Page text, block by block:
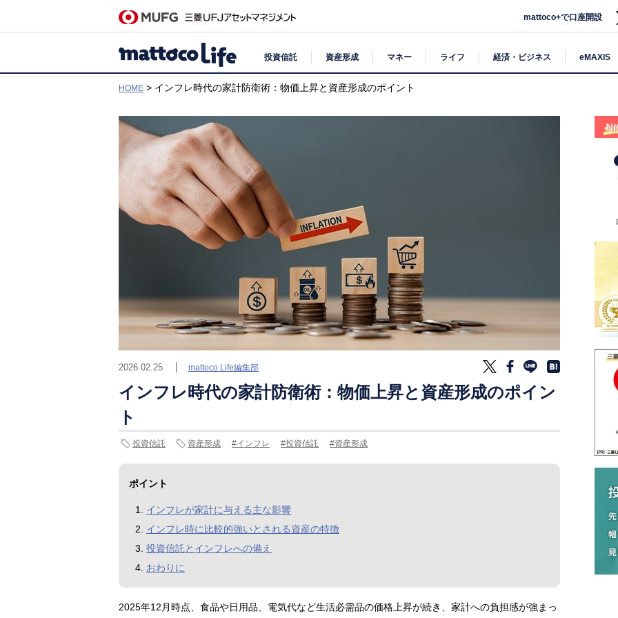
mattoco+で口座開設
投資信託 資産形成 マネー ライフ 経済・ビジネス eMAXIS
HOME > インフレ時代の家計防衛術：物価上昇と資産形成のポイント
2026.02.25 mattoco Life編集部
インフレ時代の家計防衛術：物価上昇と資産形成のポイン
ト
投資信託 資産形成 インフレ 投資信託 資産形成
ポイント
インフレが家計に与える主な影響
インフレ時に比較的強いとされる資産の特徴
投資信託とインフレへの備え
おわりに
2025年12月時点、食品や日用品、電気代など生活必需品の価格上昇が続き、家計への負担感が強まっ